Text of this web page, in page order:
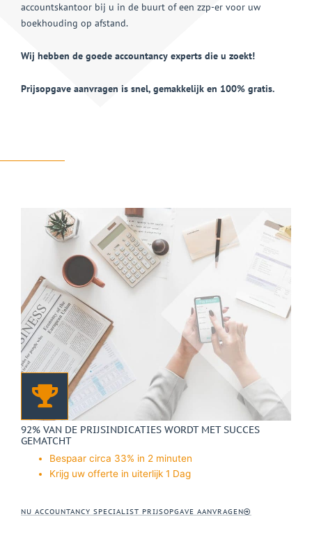
accountskantoor bij u in de buurt of een zzp-er voor uw
boekhouding op afstand.
Wij hebben de goede accountancy experts die u zoekt!
Prijsopgave aanvragen is snel, gemakkelijk en 100% gratis.
92% VAN DE PRIJSINDICATIES WORDT MET SUCCES
GEMATCHT
Bespaar circa 33% in 2 minuten
Krijg uw offerte in uiterlijk 1 Dag
NU ACCOUNTANCY SPECIALIST PRIJSOPGAVE AANVRAGEN